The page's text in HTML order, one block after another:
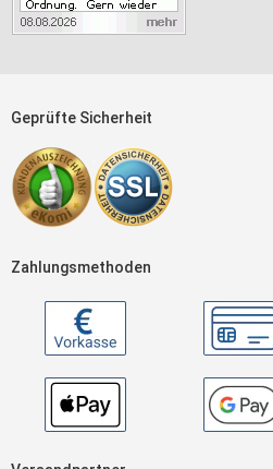
Geprüfte Sicherheit
Zahlungsmethoden